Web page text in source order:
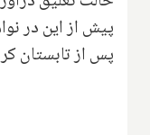
پس از تابستان